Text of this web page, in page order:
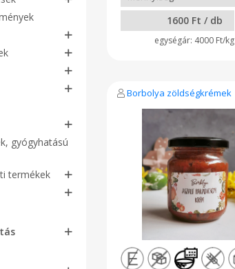
gyógyhatású
termékek
1600 Ft / db
4000 Ft/kg
Borbolya zöldségkrémek